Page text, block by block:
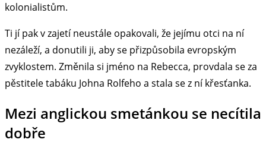
kolonialistům.
Ti jí pak v zajetí neustále opakovali, že jejímu otci na ní
nezáleží, a donutili ji, aby se přizpůsobila evropským
zvyklostem. Změnila si jméno na Rebecca, provdala se za
pěstitele tabáku Johna Rolfeho a stala se z ní křesťanka.
Mezi anglickou smetánkou se necítila
dobře